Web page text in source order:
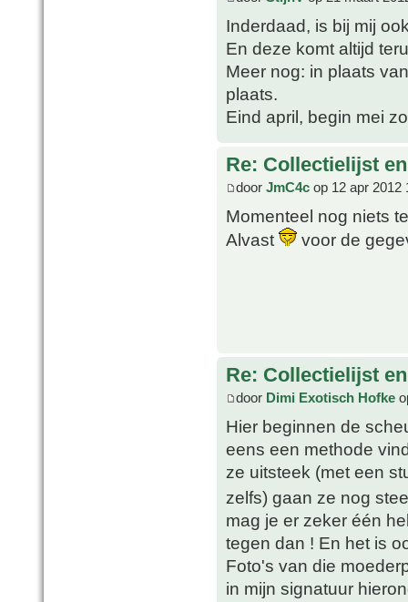
Inderdaad, is bij mij
En deze komt altijd
Meer nog: in plaats
plaats.
Eind april, begin mei
Re: Collectielijst
door JmC4c op 12 apr 2012
Momenteel nog niets
Alvast
voor de
Re: Collectielijst
door Dimi Exotisch Hofke
Hier beginnen de
eens een methode
ze uitsteek (met een
zelfs) gaan ze nog
mag je er zeker één
tegen dan ! En het is
Foto's van die
in mijn signatuur